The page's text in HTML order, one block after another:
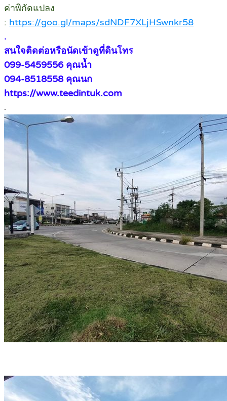
ค่าพิกัดแปลง
: https://goo.gl/maps/sdNDF7XLjHSwnkr58
.
สนใจติดต่อหรือนัดเข้าดูที่ดินโทร
099-5459556 คุณน้ำ
094-8518558 คุณนก
https://www.teedintuk.com
.